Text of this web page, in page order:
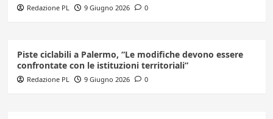
Redazione PL 9 Giugno 2026 0
Piste ciclabili a Palermo, “Le modifiche devono essere
confrontate con le istituzioni territoriali”
Redazione PL 9 Giugno 2026 0